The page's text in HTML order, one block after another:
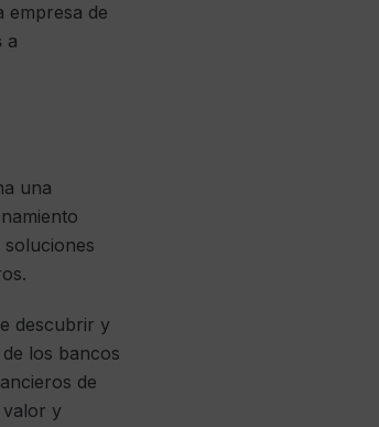
empresa de
a
una
soluciones
descubrir y
los bancos
de
valor y